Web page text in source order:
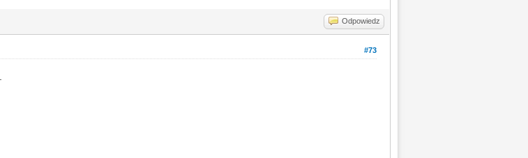
Odpowiedz
#73